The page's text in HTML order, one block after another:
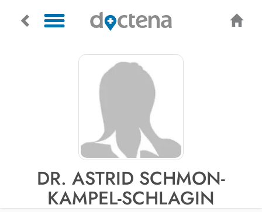
DR. ASTRID SCHMON-
KAMPEL-SCHLAGIN